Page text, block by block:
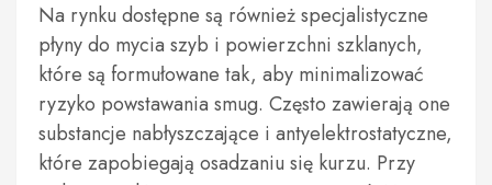
Na rynku dostępne są również specjalistyczne
płyny do mycia szyb i powierzchni szklanych,
które są formułowane tak, aby minimalizować
ryzyko powstawania smug. Często zawierają one
substancje nabłyszczające i antyelektrostatyczne,
które zapobiegają osadzaniu się kurzu. Przy